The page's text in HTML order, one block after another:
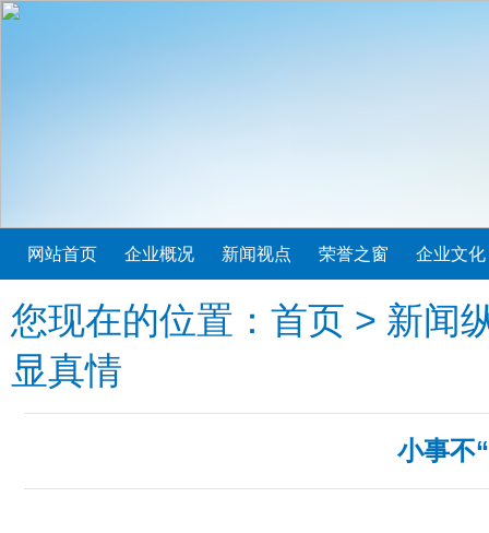
网站首页 企业概况 新闻视点 荣誉之窗 企业文化
您现在的位置： 首页 > 新闻
显真情
小事不